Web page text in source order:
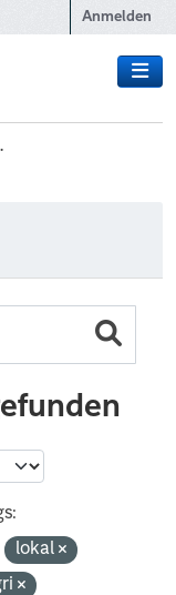
Anmelden
lokal